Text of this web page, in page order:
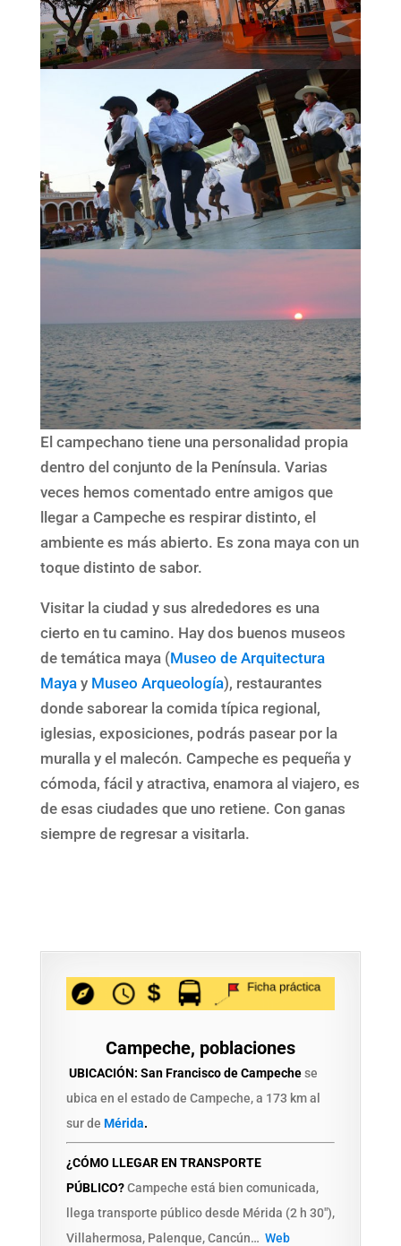
El campechano tiene una personalidad propia
dentro del conjunto de la Península. Varias
veces hemos comentado entre amigos que
llegar a Campeche es respirar distinto, el
ambiente es más abierto. Es zona maya con un
toque distinto de sabor.
Visitar la ciudad y sus alrededores es una
cierto en tu camino. Hay dos buenos museos
de temática maya (Museo de Arquitectura
Mayay Museo Arqueología), restaurantes
donde saborear la comida típica regional,
iglesias, exposiciones, podrás pasear por la
muralla y el malecón. Campeche es pequeña y
cómoda, fácil y atractiva, enamora al viajero, es
de esas ciudades que uno retiene. Con ganas
siempre de regresar a visitarla.
Campeche, poblaciones
UBICACIÓN: San Francisco de Campechese
ubica en el estado de Campeche, a 173 km al
sur de Mérida.
¿CÓMO LLEGAR EN TRANSPORTE
PÚBLICO?Campeche está bien comunicada,
llega transporte público desde Mérida (2 h 30″),
Villahermosa, Palenque, Cancún… Web